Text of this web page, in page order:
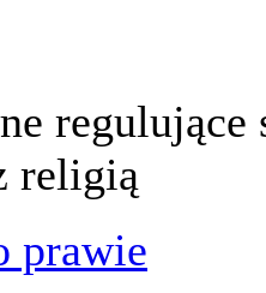
regulujące
religią
prawie